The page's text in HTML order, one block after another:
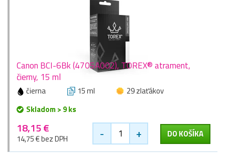
Canon BCI-6Bk (4705A002), TOREX® atrament,
čierny, 15 ml
čierna 15 ml
29 zlaťákov
Skladom > 9 ks
18,15 €
14,75 € bez DPH - + DO KOŠÍKA